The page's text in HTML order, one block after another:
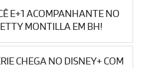
E+1 ACOMPANHANTE NO
MONTILLA EM BH!
CHEGA NO DISNEY+ COM